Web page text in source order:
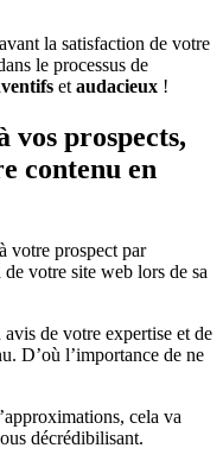
la satisfaction de votre
le processus de
et audacieux !
vos prospects,
contenu en
votre prospect par
de votre site web lors de sa
de votre expertise et de
D’où l’importance de ne
cela va
décrédibilisant.